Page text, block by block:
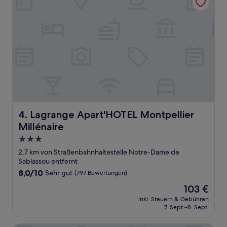
4. Lagrange Apart'HOTEL Montpellier
Millénaire
Lagrange Apart'HOTEL Montpellier Millénaire
3.0-
Sterne-
Unterkunft
2,7 km von Straßenbahnhaltestelle Notre-Dame de
Sablassou entfernt
8.0
8,0/10 Sehr gut (797 Bewertungen)
Der
Preis
beträgt
103 €
inkl. Steuern & Gebühren
7. Sept.–8. Sept.